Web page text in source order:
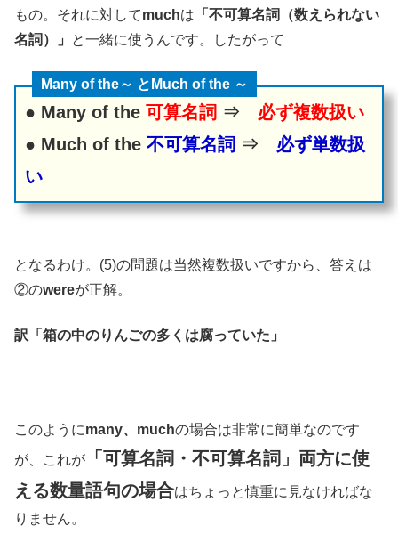
もの。それに対してmuchは 「不可算名詞（数えられない
名詞）」
と一緒に使うんです。したがって
Many of the～ とMuch of the ～
● Many of the 可算名詞 ⇒ 必ず複数扱い
● Much of the 不可算名詞 ⇒ 必ず単数扱
い
となるわけ。(5)の問題は当然複数扱いですから、答えは
②のwereが正解。
訳「箱の中のりんごの多くは腐っていた」
このようにmany、muchの場合は非常に簡単なのです
が、これが
「可算名詞・不可算名詞」両方に使
える数量語句の場合はちょっと慎重に見なければな
りません。